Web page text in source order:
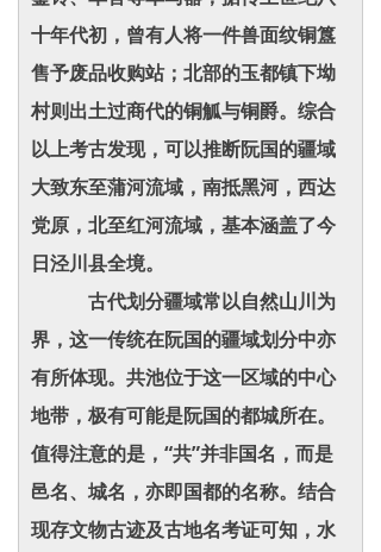
十年代初，曾有人将一件兽面纹铜簋
售予废品收购站；北部的玉都镇下坳
村则出土过商代的铜觚与铜爵。综合
以上考古发现，可以推断阮国的疆域
大致东至蒲河流域，南抵黑河，西达
党原，北至红河流域，基本涵盖了今
日泾川县全境。
古代划分疆域常以自然山川为
界，这一传统在阮国的疆域划分中亦
有所体现。共池位于这一区域的中心
地带，极有可能是阮国的都城所在。
值得注意的是，“共”并非国名，而是
邑名、城名，亦即国都的名称。结合
现存文物古迹及古地名考证可知，水